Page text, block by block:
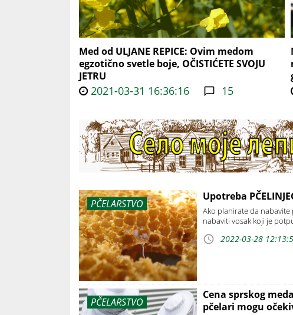
Med od ULJANE REPICE: Ovim medom
egzotično svetle boje, OČISTIĆETE SVOJU
JETRU
2021-03-31 16:36:16 15
PČELARSTVO
Upotreba
Ako planirate da
nabaviti vosak koji je
2022-03-28
PČELARSTVO
Cena sprskog
pčelari mogu